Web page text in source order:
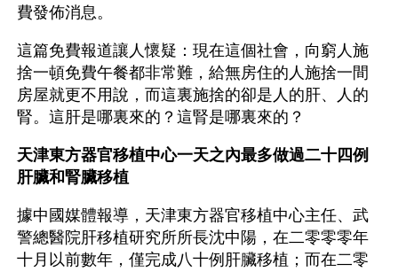
費發佈消息。
這篇免費報道讓人懷疑：現在這個社會，向窮人施
捨一頓免費午餐都非常難，給無房住的人施捨一間
房屋就更不用說，而這裏施捨的卻是人的肝、人的
腎。這肝是哪裏來的？這腎是哪裏來的？
天津東方器官移植中心一天之內最多做過二十四例
肝臟和腎臟移植
據中國媒體報導，天津東方器官移植中心主任、武
警總醫院肝移植研究所所長沈中陽，在二零零零年
十月以前數年，僅完成八十例肝臟移植；而在二零